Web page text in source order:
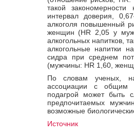
такой
интервал доверия,
алкоголя повышенный
женщин (HR 2,05 у
алкогольных напитков,
алкогольные напитки
сидра при среднем
(мужчины: HR 1,60,
По словам ученых,
ассоциации с общим
подагрой может быть
предпочитаемых
возможные
Источник